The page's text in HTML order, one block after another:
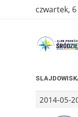
czwartek,
2014-05-